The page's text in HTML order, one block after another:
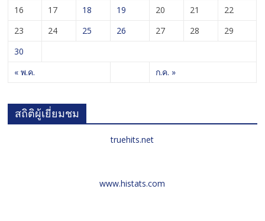
« พ.ค. ก.ค. »
16
17 18 19 20 21
22
23
24 25 26 27 28
29
30
สถิติผู้เยี่ยมชม
truehits.net
www.histats.com